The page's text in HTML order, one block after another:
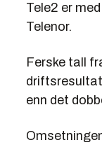
Tele2 er
Telenor.
Ferske tall
driftsresultat
enn det